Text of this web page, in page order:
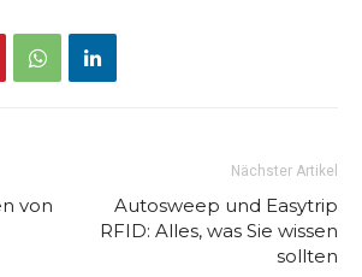
von
Nächster Artikel
Autosweep und Easytrip
RFID: Alles, was Sie wissen
sollten